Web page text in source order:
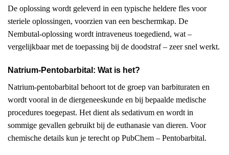
De oplossing wordt geleverd in een typische heldere fles voor
steriele oplossingen, voorzien van een beschermkap. De
Nembutal-oplossing wordt intraveneus toegediend, wat –
vergelijkbaar met de toepassing bij de doodstraf – zeer snel werkt.
Natrium-Pentobarbital: Wat is het?
Natrium-pentobarbital behoort tot de groep van barbituraten en
wordt vooral in de diergeneeskunde en bij bepaalde medische
procedures toegepast. Het dient als sedativum en wordt in
sommige gevallen gebruikt bij de euthanasie van dieren. Voor
chemische details kun je terecht op PubChem – Pentobarbital.